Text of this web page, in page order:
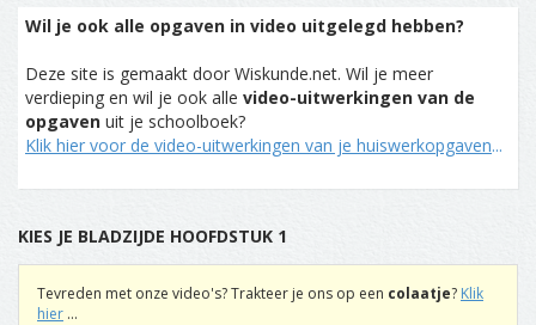
Wil je ook alle opgaven in video uitgelegd hebben?
Deze site is gemaakt door Wiskunde.net. Wil je meer
verdieping en wil je ook alle video-uitwerkingen van de
opgaven uit je schoolboek?
Klik hier voor de video-uitwerkingen van je huiswerkopgaven...
KIES JE BLADZIJDE HOOFDSTUK 1
Tevreden met onze video's? Trakteer je ons op een colaatje? Klik
hier ...